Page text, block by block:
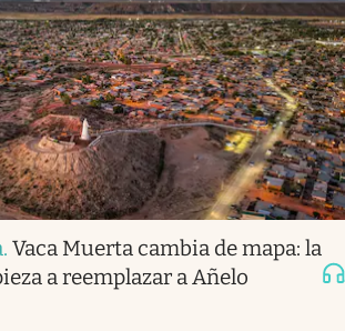
. Vaca Muerta cambia de mapa: la
a reemplazar a Añelo